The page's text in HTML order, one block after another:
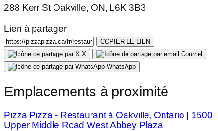
288 Kerr St Oakville, ON, L6K 3B3
Lien à partager
COPIER LE LIEN
X
Courriel
WhatsApp
Emplacements à proximité
Pizza Pizza - Restaurant à Oakville, Ontario | 1500
Upper Middle Road West Abbey Plaza